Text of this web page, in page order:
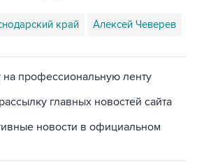
край Алексей Чеверев
на профессиональную ленту
главных новостей сайта
новости в официальном